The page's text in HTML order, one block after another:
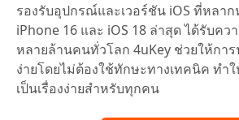
รองรับอุปกรณ์และเวอร์ชัน iOS ที่หลาก
iPhone 16 และ iOS 18 ล่าสุด ได้รับคว
หลายล้านคนทั่วโลก 4uKey ช่วยให้การ
ง่ายโดยไม่ต้องใช้ทักษะทางเทคนิค ทำ
เป็นเรื่องง่ายสำหรับทุกคน